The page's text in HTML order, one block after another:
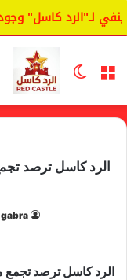
لـ"الرد كاسل"
القائمة الوضع المظلم
الرد كاسل ترصد
gabra
الرد كاسل ترصد